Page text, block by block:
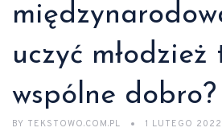
uczyć młodzież
wspólne dobro?
BY TEKSTOWO.COM.PL 1 LUTEGO 2022